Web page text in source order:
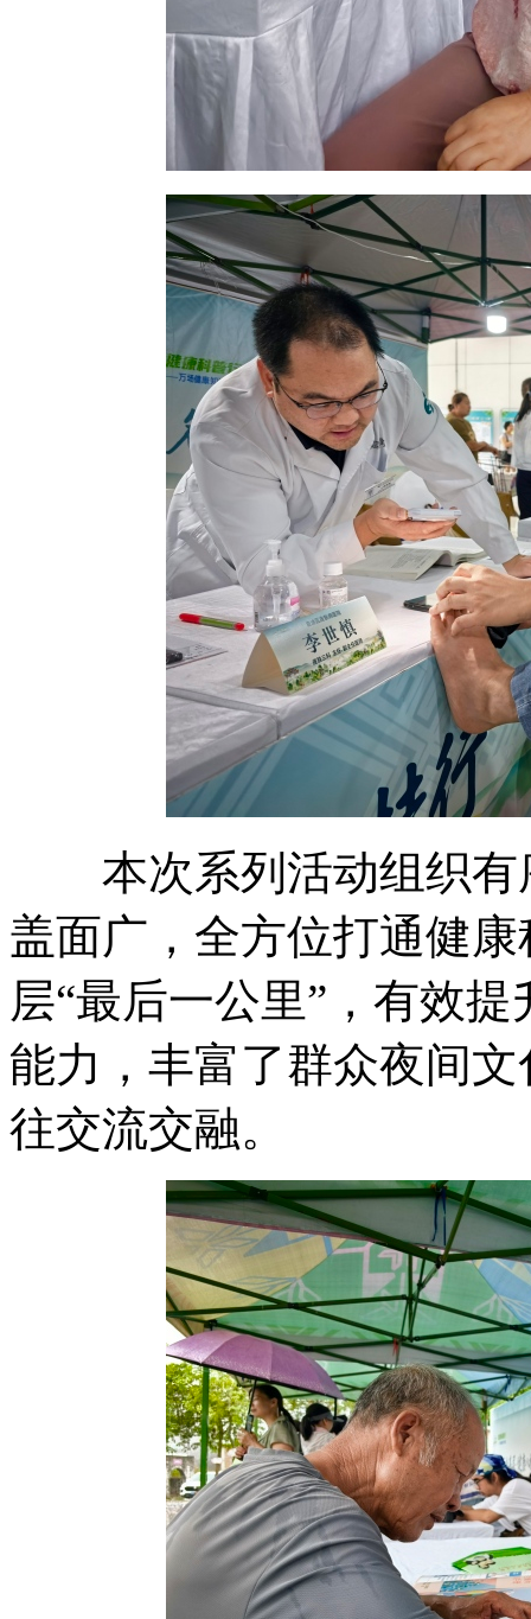
本次系列活动组织有
盖面广，全方位打通健
层“最后一公里”，有效
能力，丰富了群众夜间
往交流交融。